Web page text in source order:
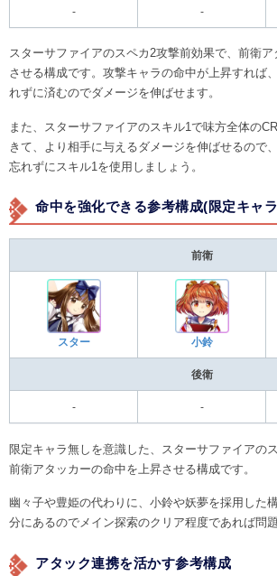
- -
スターサファイアのスペカ2攻撃前効果で、前衛
させる構成です。攻撃キャラの命中が上昇すれば
れずに済むのでダメージを伸ばせます。
また、スターサファイアのスキル1で味方全体の
きて、より相手に与えるダメージを伸ばせるので
忘れずにスキル1を使用しましょう。
命中を強化できる参考構成(限定キャ
前衛
スター 小鈴
後衛
- -
限定キャラ無しを意識した、スターサファイアの
前衛アタッカーの命中を上昇させる構成です。
幽々子や豊姫の代わりに、小鈴や妖夢を採用した
分にあるのでメイン探索のクリア程度であれば問題
アタック連携を活かす参考構成